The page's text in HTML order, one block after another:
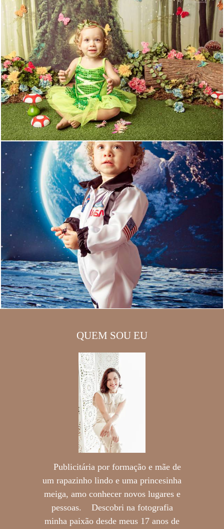
QUEM SOU EU
Publicitária por formação e mãe de
um rapazinho lindo e uma princesinha
meiga, amo conhecer novos lugares e
pessoas. Descobri na fotografia
minha paixão desde meus 17 anos de